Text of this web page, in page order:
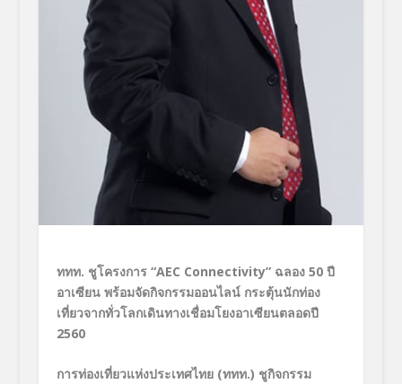
ททท. ชูโครงการ “AEC Connectivity” ฉลอง 50 ปี
อาเซียน พร้อมจัดกิจกรรมออนไลน์ กระตุ้นนักท่อง
เที่ยวจากทั่วโลกเดินทางเชื่อมโยงอาเซียนตลอดปี
2560
การท่องเที่ยวแห่งประเทศไทย (ททท.) ชูกิจกรรม